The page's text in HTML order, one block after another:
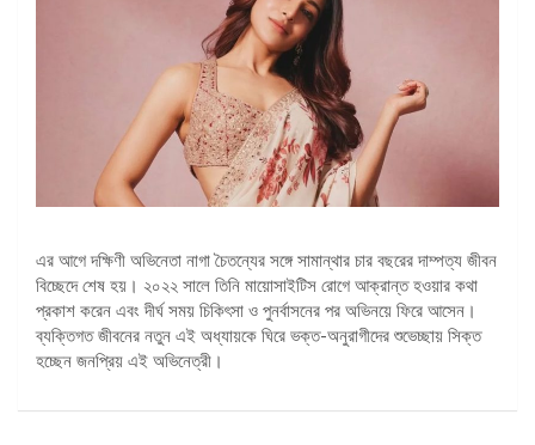
এর আগে দক্ষিণী অভিনেতা নাগা চৈতন্যের সঙ্গে সামান্থার চার বছরের দাম্পত্য জীবন
বিচ্ছেদে শেষ হয়। ২০২২ সালে তিনি মায়োসাইটিস রোগে আক্রান্ত হওয়ার কথা
প্রকাশ করেন এবং দীর্ঘ সময় চিকিৎসা ও পুনর্বাসনের পর অভিনয়ে ফিরে আসেন।
ব্যক্তিগত জীবনের নতুন এই অধ্যায়কে ঘিরে ভক্ত-অনুরাগীদের শুভেচ্ছায় সিক্ত
হচ্ছেন জনপ্রিয় এই অভিনেত্রী।